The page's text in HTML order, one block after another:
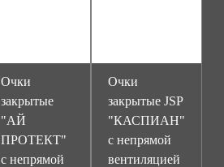
Очки
закрытые
"АЙ
ПРОТЕКТ"
с непрямой
Очки
закрытые JSP
"КАСПИАН"
с непрямой
вентиляцией